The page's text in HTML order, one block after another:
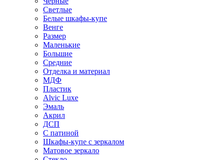
Светлые
Белые шкафы-купе
Венге
Размер
Маленькие
Большие
Средние
Отделка и материал
МДФ
Пластик
Alvic Luxe
Эмаль
Акрил
ДСП
С патиной
Шкафы-купе с зеркалом
Матовое зеркало